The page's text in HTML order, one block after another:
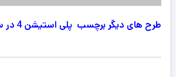
طرح های دیگر برچسب پلی استیشن 4 در سایت موجود است.